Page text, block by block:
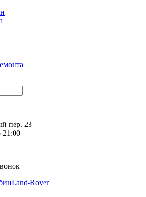
пер. 23
21:00
Land-Rover